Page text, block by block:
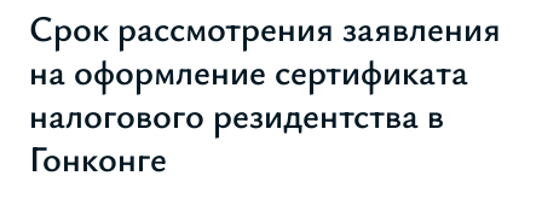
Срок рассмотрения заявления
на оформление сертификата
налогового резидентства в
Гонконге